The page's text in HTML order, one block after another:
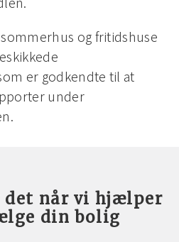
og fritidshuse
er godkendte til at
under
det når vi hjælper
din bolig